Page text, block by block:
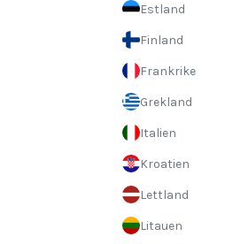
Estland
Finland
Frankrike
Grekland
Italien
Kroatien
Lettland
Litauen